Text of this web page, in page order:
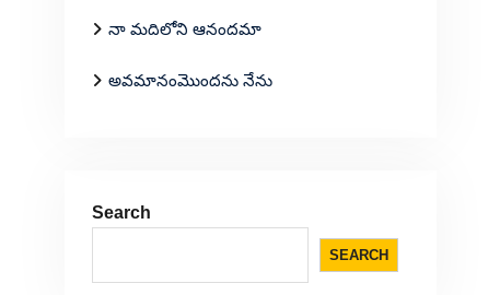
నా మదిలోని ఆనందమా
అవమానంమొందను నేను
Search
SEARCH